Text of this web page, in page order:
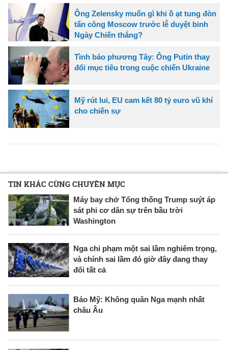
Ông Zelensky muốn gì khi ồ ạt tung đòn
tấn công Moscow trước lễ duyệt binh
Ngày Chiến thắng?
Tình báo phương Tây: Ông Putin thay
đổi mục tiêu trong cuộc chiến Ukraine
Mỹ rút lui, EU cam kết 80 tỷ euro vũ khí
cho chiến sự
TIN KHÁC CÙNG CHUYÊN MỤC
Máy bay chở Tổng thống Trump suýt áp
sát phi cơ dân sự trên bầu trời
Washington
Nga chỉ phạm một sai lầm nghiêm trọng,
và chính sai lầm đó giờ đây đang thay
đổi tất cả
Báo Mỹ: Không quân Nga mạnh nhất
châu Âu